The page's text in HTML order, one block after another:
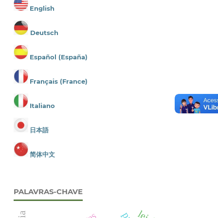
English
Deutsch
Español (España)
Français (France)
Italiano
日本語
简体中文
PALAVRAS-CHAVE